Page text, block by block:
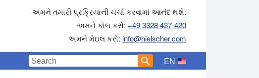
અમને તમારી પ્રક્રિયાની ચર્ચા કરવામાં આનંદ થશે.
અમને કૉલ કરો: +49 3328 437-420
અમને મેઇલ કરો: info@hielscher.com
EN